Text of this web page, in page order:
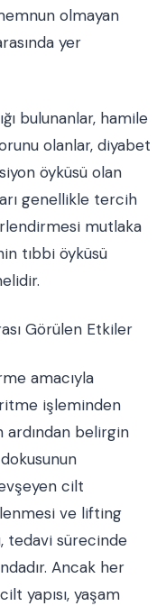
olmayan
yer
bulunanlar, hamile
olanlar, diyabet
öyküsü olan
genellikle tercih
mutlaka
tıbbi öyküsü
Görülen Etkiler
amacıyla
işleminden
ardından belirgin
cilt
ve lifting
tedavi sürecinde
Ancak her
yapısı, yaşam